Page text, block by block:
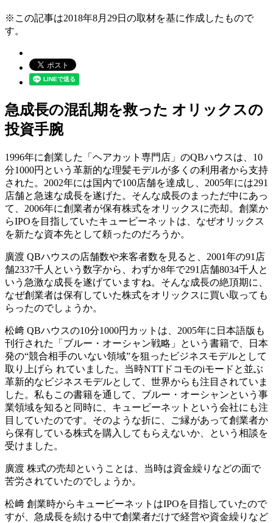
※この記事は2018年8月29日の取材を基に作成したもので
す。
急成長の混乱期を救った オリックスの
投資手腕
1996年に創業した「ヘアカット専門店」のQBハウスは、10
分1000円という革新的な理髪モデルが多くの利用者から支持
された。2002年には国内で100店舗を達成し、2005年には291
店舗と急速な成長を遂げた。そんな成長のまっただ中にあっ
て、2006年に創業者が保有株式をオリックスに売却。創業か
らIPOを目指していたキュービーネットは、なぜオリックス
を新たな資本先として頼ったのだろうか。
廣渡 QBハウスの店舗数や来客者数を見ると、2001年の91店
舗2337千人という数字から、わずか8年で291店舗8034千人と
いう急激な成長を遂げていますね。そんな成長の絶頂期に、
なぜ創業者は保有していた株式をオリックスに買い取っても
らったのでしょうか。
松﨑 QBハウスの10分1000円カットは、2005年に日本語版も
刊行された「ブルー・オーシャン戦略」という書籍で、日本
発の“競合相手のいない領域”を狙ったビジネスモデルとして
取り上げら れていました。当時NTTドコモのiモードと並ぶ
革新的なビジネスモデルとして、世界からも注目されていま
した。私もこの書籍を通して、ブルー・オーシャンという事
業領域を知ると同時に、キュービーネットという会社にも注
目していたのです。そのような折に、ご縁があって創業者か
ら保有している株式を購入してもらえないか、という相談を
受けました。
廣渡 株式の売却ということは、当時は資金繰りなどの面で
苦労されていたのでしょうか。
松﨑 創業時からキュービーネットはIPOを目指していたので
すが、急成長を続ける中で創業者だけで経営や資金繰りなど